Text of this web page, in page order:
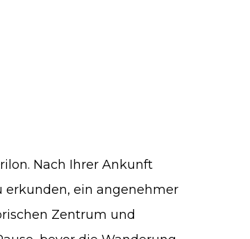
Nach Ihrer Ankunft
erkunden, ein angenehmer
Zentrum und